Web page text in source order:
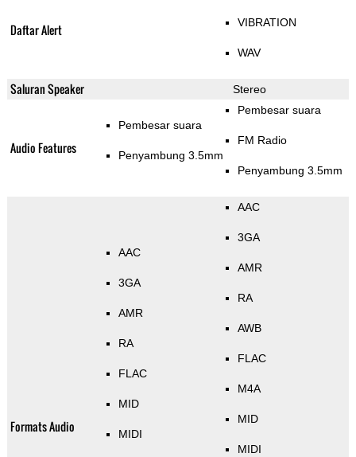
Daftar Alert VIBRATION
WAV
Saluran Speaker Stereo
Audio Features
Pembesar suara
Penyambung 3.5mm
Pembesar suara
FM Radio
Penyambung 3.5mm
Formats Audio
AAC
3GA
AMR
RA
FLAC
MID
MIDI
AAC
3GA
AMR
RA
AWB
FLAC
M4A
MID
MIDI